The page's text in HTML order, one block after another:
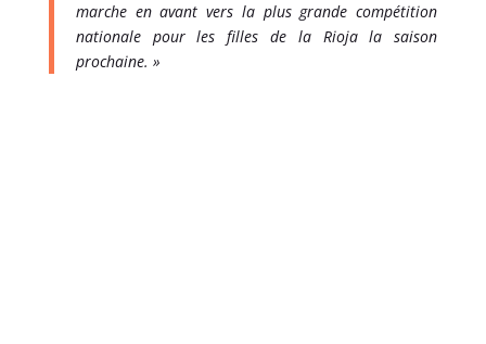
marche en avant vers la plus grande compétition
nationale pour les filles de la Rioja la saison
prochaine. »